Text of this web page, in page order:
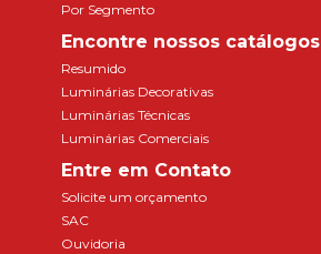
Por Segmento
Encontre nossos catálogos
Resumido
Luminárias Decorativas
Luminárias Técnicas
Luminárias Comerciais
Entre em Contato
Solicite um orçamento
SAC
Ouvidoria